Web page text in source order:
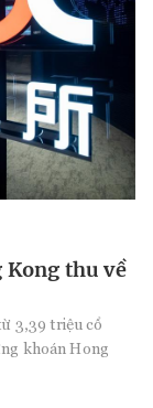
Kong thu về
3,39 triệu cổ
khoán Hong